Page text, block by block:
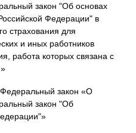
закон "Об основах
Федерации" в
страхования для
и иных работников
работа которых связана с
закон «О
закон "Об